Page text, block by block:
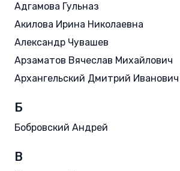
Адгамова Гульназ
Акилова Ирина Николаевна
Александр Чувашев
Арзаматов Вячеслав Михайлович
Архангельский Дмитрий Иванович
Б
Бобровский Андрей
В